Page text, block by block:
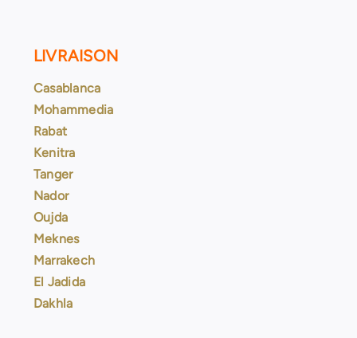
LIVRAISON
Casablanca
Mohammedia
Rabat
Kenitra
Tanger
Nador
Oujda
Meknes
Marrakech
El Jadida
Dakhla